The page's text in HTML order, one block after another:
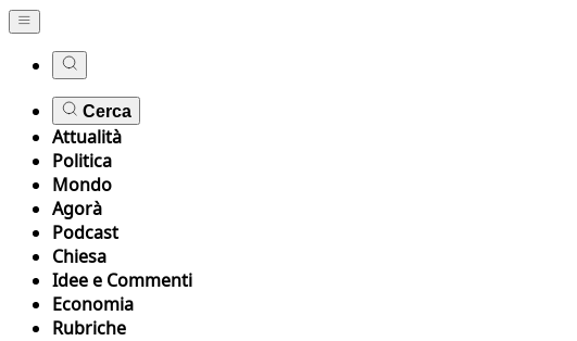
Cerca
Attualità
Politica
Mondo
Agorà
Podcast
Chiesa
Idee e Commenti
Economia
Rubriche